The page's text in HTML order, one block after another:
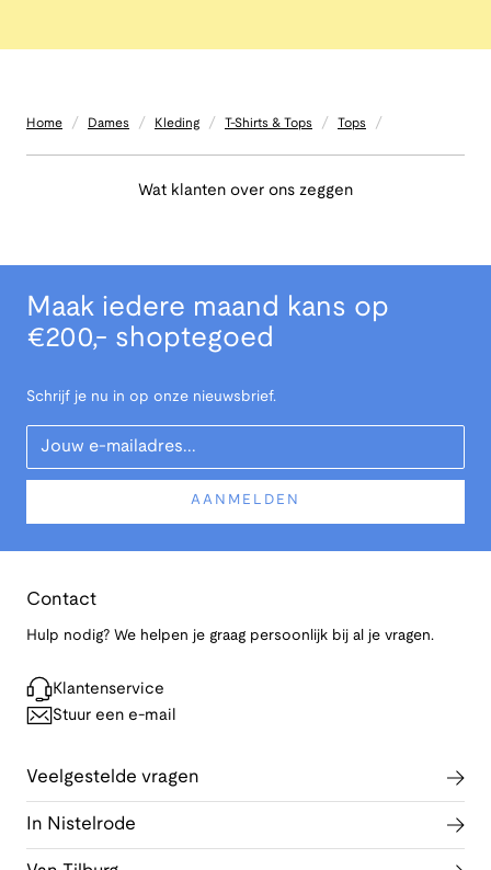
Home / Dames / Kleding / T-Shirts & Tops / Tops /
Wat klanten over ons zeggen
Maak iedere maand kans op
€200,- shoptegoed
Schrijf je nu in op onze nieuwsbrief.
Your Email
AANMELDEN
Contact
Hulp nodig? We helpen je graag persoonlijk bij al je vragen.
Klantenservice
Stuur een e-mail
Veelgestelde vragen
In Nistelrode